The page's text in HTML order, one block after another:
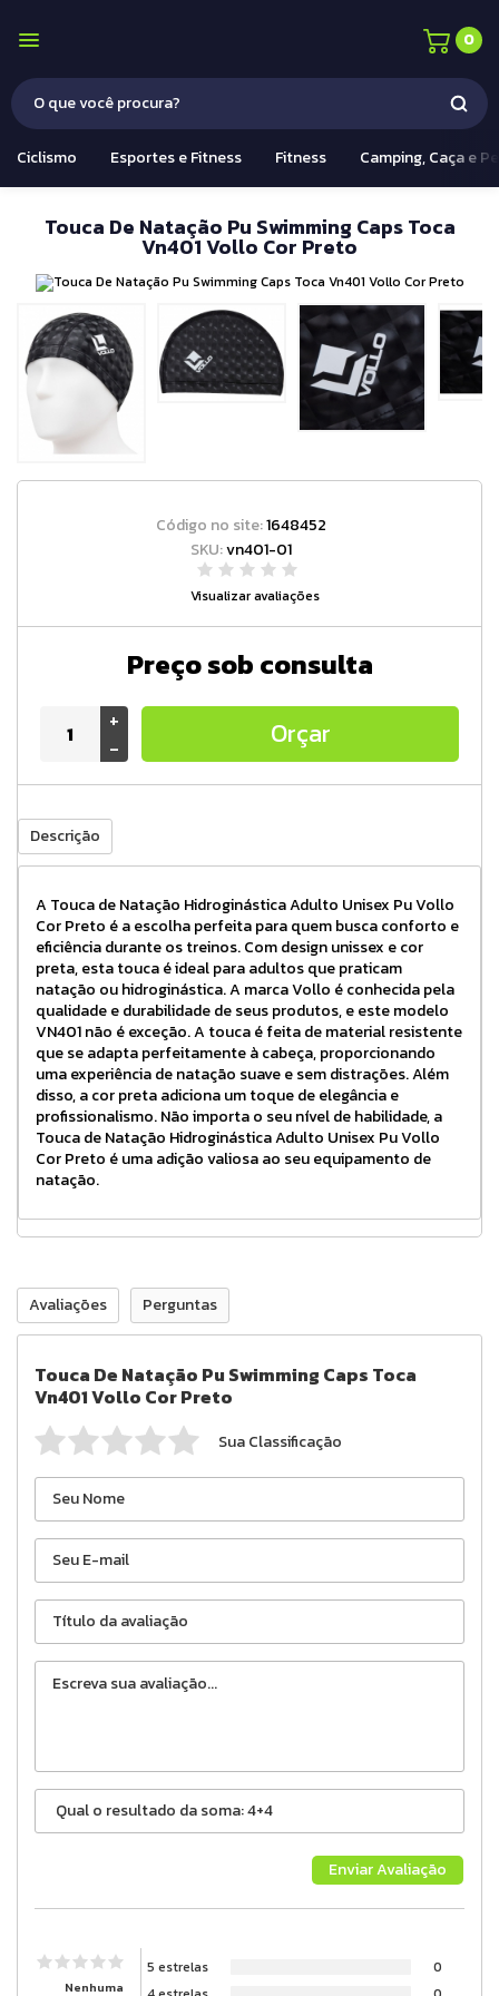
0
Ciclismo Esportes e Fitness Fitness Camping, Caça e
Touca De Natação Pu Swimming Caps Toca
Vn401 Vollo Cor Preto
Código no site:1648452
SKU:vn401-01
Visualizar avaliações
Preço sob consulta
+
-
Orçar
Descrição
A Touca de Natação Hidroginástica Adulto Unisex Pu Vollo
Cor Preto é a escolha perfeita para quem busca conforto e
eficiência durante os treinos. Com design unissex e cor
preta, esta touca é ideal para adultos que praticam
natação ou hidroginástica. A marca Vollo é conhecida pela
qualidade e durabilidade de seus produtos, e este modelo
VN401 não é exceção. A touca é feita de material resistente
que se adapta perfeitamente à cabeça, proporcionando
uma experiência de natação suave e sem distrações. Além
disso, a cor preta adiciona um toque de elegância e
profissionalismo. Não importa o seu nível de habilidade, a
Touca de Natação Hidroginástica Adulto Unisex Pu Vollo
Cor Preto é uma adição valiosa ao seu equipamento de
natação.
Avaliações Perguntas
Touca De Natação Pu Swimming Caps Toca
Vn401 Vollo Cor Preto
Sua Classificação
Nenhuma
5 estrelas
0